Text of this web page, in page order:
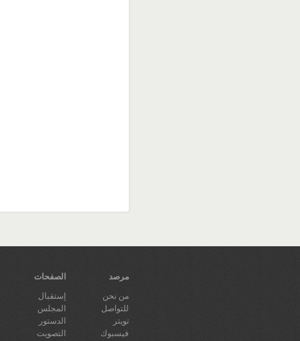
مرصد
من نحن
للتواصل
تويتر
فيسبوك
الصفحات
إستقبال
المجلس
الدستور
التصويت